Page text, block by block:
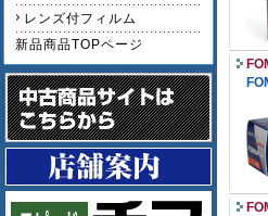
レンズ付フィルム
新品商品TOPページ